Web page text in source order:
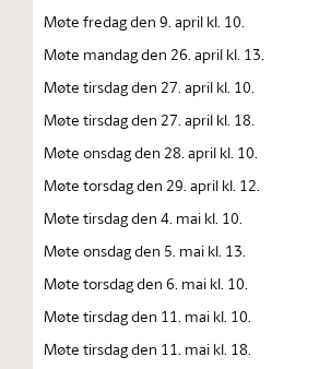
Møte fredag den 9. april kl. 10.
Møte mandag den 26. april kl. 13.
Møte tirsdag den 27. april kl. 10.
Møte tirsdag den 27. april kl. 18.
Møte onsdag den 28. april kl. 10.
Møte torsdag den 29. april kl. 12.
Møte tirsdag den 4. mai kl. 10.
Møte onsdag den 5. mai kl. 13.
Møte torsdag den 6. mai kl. 10.
Møte tirsdag den 11. mai kl. 10.
Møte tirsdag den 11. mai kl. 18.